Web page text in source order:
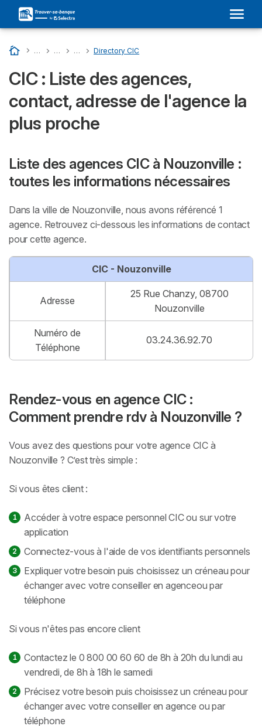
Accueil
… Liste Des Banques En France
… CIC : Son Adresse Dans Votre Ville et Avis
… Directory Departments - CIC
…
Directory CIC
CIC : Liste des agences,
contact, adresse de l'agence la
plus proche
Liste des agences CIC à Nouzonville :
toutes les informations nécessaires
Dans la ville de Nouzonville, nous avons référencé 1
agence. Retrouvez ci-dessous les informations de contact
pour cette agence.
CIC - Nouzonville
Adresse
25 Rue Chanzy, 08700
Nouzonville
Numéro de
Téléphone
03.24.36.92.70
Rendez-vous en agence CIC :
Comment prendre rdv à Nouzonville ?
Vous avez des questions pour votre agence CIC à
Nouzonville ? C’est très simple :
Si vous êtes client :
Accéder à votre espace personnel CIC ou sur votre
application
Connectez-vous à l'aide de vos identifiants personnels
Expliquer votre besoin puis choisissez un créneau pour
échanger avec votre conseiller en agenceou par
téléphone
Si vous n'êtes pas encore client
Contactez le 0 800 00 60 60 de 8h à 20h du lundi au
vendredi, de 8h à 18h le samedi
Précisez votre besoin puis choisissez un créneau pour
échanger avec votre conseiller en agence ou par
téléphone